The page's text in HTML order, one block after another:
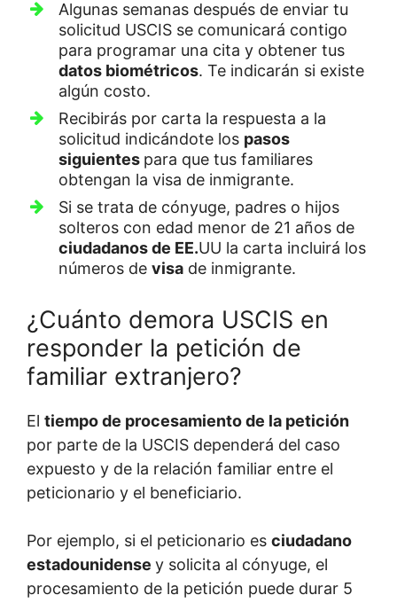
Algunas semanas después de enviar tu
solicitud USCIS se comunicará contigo
para programar una cita y obtener tus
datos biométricos. Te indicarán si existe
algún costo.
Recibirás por carta la respuesta a la
solicitud indicándote los pasos
siguientes para que tus familiares
obtengan la visa de inmigrante.
Si se trata de cónyuge, padres o hijos
solteros con edad menor de 21 años de
ciudadanos de EE.UU la carta incluirá los
números de visa de inmigrante.
¿Cuánto demora USCIS en
responder la petición de
familiar extranjero?
El tiempo de procesamiento de la petición
por parte de la USCIS dependerá del caso
expuesto y de la relación familiar entre el
peticionario y el beneficiario.
Por ejemplo, si el peticionario es ciudadano
estadounidense y solicita al cónyuge, el
procesamiento de la petición puede durar 5